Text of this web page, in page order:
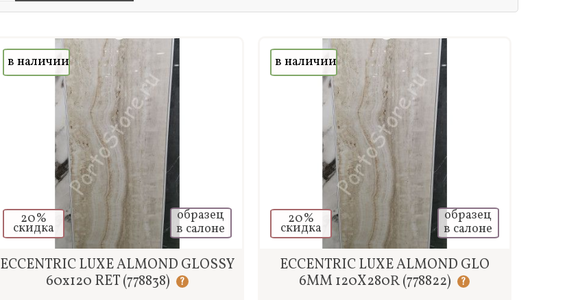
в наличии
20%
скидка
образец
в салоне
Быстрый просмотр
ECCENTRIC LUXE ALMOND GLOSSY
60x120 RET (778838)
?
в наличии
20%
скидка
образец
в салоне
Быстрый просмотр
ECCENTRIC LUXE ALMOND GLO
6MM 120X280R (778822)
?